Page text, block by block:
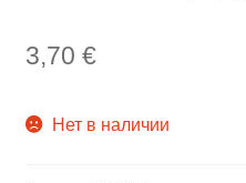
3,70 €
Нет в наличии